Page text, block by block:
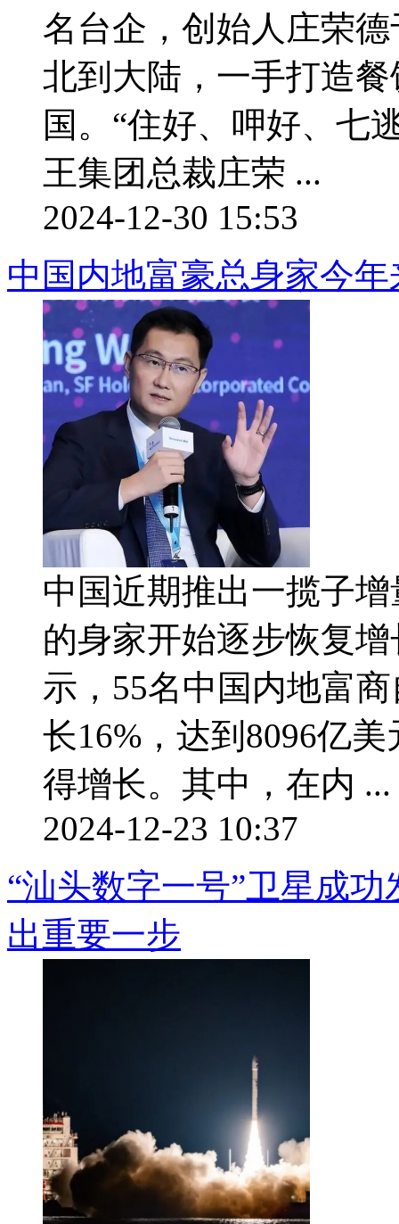
名台企，创始人庄荣
北到大陆，一手打造
国。“住好、呷好、七
王集团总裁庄荣 ...
2024-12-30 15:53
中国内地富豪总身家今
中国近期推出一揽子
的身家开始逐步恢复
示，55名中国内地富
长16%，达到8096亿
得增长。其中，在内 ...
2024-12-23 10:37
“汕头数字一号”卫星成
出重要一步